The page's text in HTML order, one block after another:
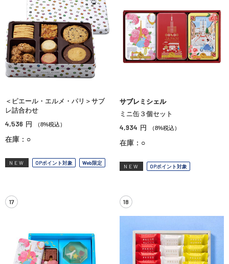
＜ピエール・エルメ・パリ＞サブ
レ詰合わせ
4,536 円 （8%税込）
在庫：○
NEW OPポイント対象 Web限定
サブレミシェル
ミニ缶３個セット
4,934 円 （8%税込）
在庫：○
NEW OPポイント対象
17 18